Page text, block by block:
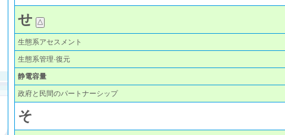
せ
生態系アセスメント
生態系管理·復元
静電容量
政府と民間のパートナーシップ
そ